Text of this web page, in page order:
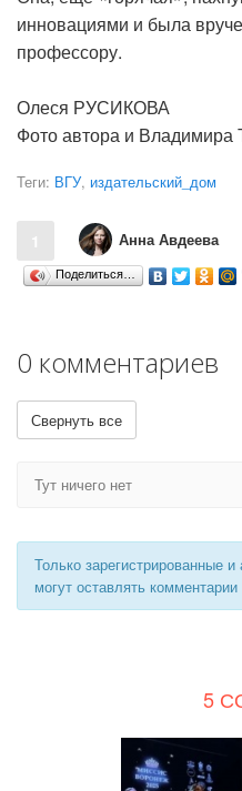
инновациями и была
профессору.
Олеся РУСИКОВА
Фото автора и
Теги: ВГУ, издательский_дом
1 Анна Авдеева
Поделиться…
0 комментариев
Свернуть все
Тут ничего нет
Только зарегистрированные
могут оставлять комментарии
5